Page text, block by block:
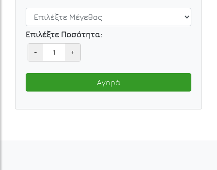
Επιλέξτε Ποσότητα:
- +
Αγορά